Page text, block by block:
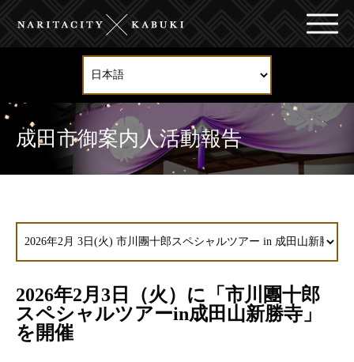
成田市御案内人活動報告
2026年2月3日（火）に「市川團十郎
スペシャルツアーin成田山新勝寺」
を開催